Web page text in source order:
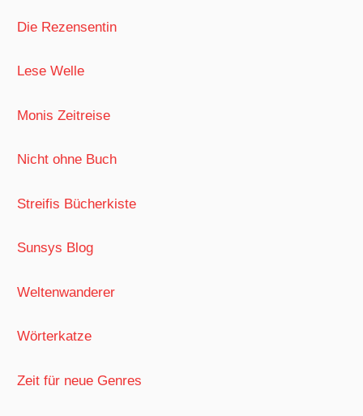
Die Rezensentin
Lese Welle
Monis Zeitreise
Nicht ohne Buch
Streifis Bücherkiste
Sunsys Blog
Weltenwanderer
Wörterkatze
Zeit für neue Genres